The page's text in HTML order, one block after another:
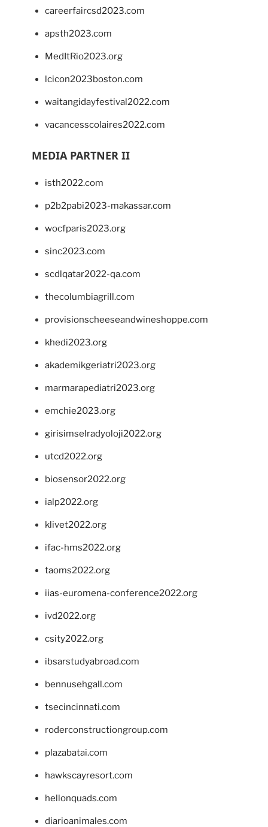
careerfaircsd2023.com
apsth2023.com
MedItRio2023.org
lcicon2023boston.com
waitangidayfestival2022.com
vacancesscolaires2022.com
MEDIA PARTNER II
isth2022.com
p2b2pabi2023-makassar.com
wocfparis2023.org
sinc2023.com
scdlqatar2022-qa.com
thecolumbiagrill.com
provisionscheeseandwineshoppe.com
khedi2023.org
akademikgeriatri2023.org
marmarapediatri2023.org
emchie2023.org
girisimselradyoloji2022.org
utcd2022.org
biosensor2022.org
ialp2022.org
klivet2022.org
ifac-hms2022.org
taoms2022.org
iias-euromena-conference2022.org
ivd2022.org
csity2022.org
ibsarstudyabroad.com
bennusehgall.com
tsecincinnati.com
roderconstructiongroup.com
plazabatai.com
hawkscayresort.com
hellonquads.com
diarioanimales.com